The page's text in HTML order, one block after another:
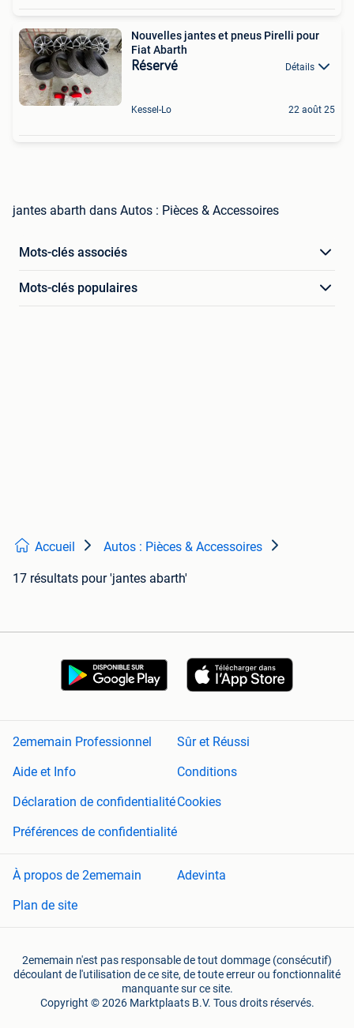
Nouvelles jantes et pneus Pirelli pour
Fiat Abarth
Réservé Détails
Kessel-Lo 22 août 25
jantes abarth dans Autos : Pièces & Accessoires
Mots-clés associés
Mots-clés populaires
Accueil Autos : Pièces & Accessoires
17 résultats pour 'jantes abarth'
2ememain Professionnel
Sûr et Réussi
Aide et Info
Conditions
Déclaration de confidentialitéCookies
Préférences de confidentialité
À propos de 2ememain
Adevinta
Plan de site
2ememain n'est pas responsable de tout dommage (consécutif)
découlant de l'utilisation de ce site, de toute erreur ou fonctionnalité
manquante sur ce site.
Copyright © 2026 Marktplaats B.V. Tous droits réservés.